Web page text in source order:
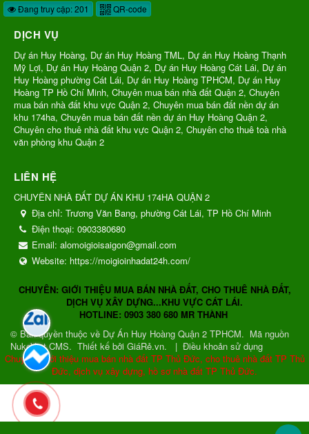
Đang truy cập: 201 QR-code
DỊCH VỤ
Dự án Huy Hoàng, Dự án Huy Hoàng TML, Dự án Huy Hoàng Thạnh
Mỹ Lợi, Dự án Huy Hoàng Quận 2, Dự án Huy Hoàng Cát Lái, Dự án
Huy Hoàng phường Cát Lái, Dự án Huy Hoàng TPHCM, Dự án Huy
Hoàng TP Hồ Chí Minh, Chuyên mua bán nhà đất Quận 2, Chuyên
mua bán nhà đất khu vực Quận 2, Chuyên mua bán đất nền dự án
khu 174ha, Chuyên mua bán đất nền dự án Huy Hoàng Quận 2,
Chuyên cho thuê nhà đất khu vực Quận 2, Chuyên cho thuê toà nhà
văn phòng khu Quận 2
LIÊN HỆ
CHUYÊN NHÀ ĐẤT DỰ ÁN KHU 174HA QUẬN 2
Địa chỉ: Trương Văn Bang, phường Cát Lái, TP Hồ Chí Minh
Điện thoại: 0903380680
Email: alomoigioisaigon@gmail.com
Website: https://moigioinhadat24h.com/
CHUYÊN: GIỚI THIỆU MUA BÁN NHÀ ĐẤT, CHO THUÊ NHÀ ĐẤT,
DỊCH VỤ XÂY DỰNG...KHU VỰC CÁT LÁI.
HOTLINE: 0903 380 680 MR THÀNH
© Bản quyền thuộc về Dự Án Huy Hoàng Quận 2 TPHCM. Mã nguồn
NukeViet CMS. Thiết kế bởi GiáRẻ.vn. | Điều khoản sử dụng
Chuyên: Giới thiệu mua bán nhà đất TP Thủ Đức, cho thuê nhà đất TP Thủ
Đức, dịch vụ xây dựng, hồ sơ nhà đất TP Thủ Đức.